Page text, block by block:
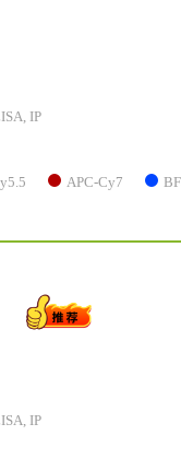
IP
APC-Cy7
IP